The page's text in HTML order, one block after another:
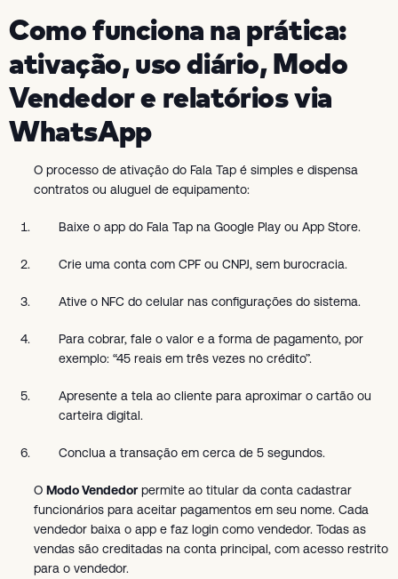
Como funciona na prática:
ativação, uso diário, Modo
Vendedor e relatórios via
WhatsApp
O processo de ativação do Fala Tap é simples e dispensa
contratos ou aluguel de equipamento:
Baixe o app do Fala Tap na Google Play ou App Store.
Crie uma conta com CPF ou CNPJ, sem burocracia.
Ative o NFC do celular nas configurações do sistema.
Para cobrar, fale o valor e a forma de pagamento, por
exemplo: “45 reais em três vezes no crédito”.
Apresente a tela ao cliente para aproximar o cartão ou
carteira digital.
Conclua a transação em cerca de 5 segundos.
O Modo Vendedorpermite ao titular da conta cadastrar
funcionários para aceitar pagamentos em seu nome. Cada
vendedor baixa o app e faz login como vendedor. Todas as
vendas são creditadas na conta principal, com acesso restrito
para o vendedor.